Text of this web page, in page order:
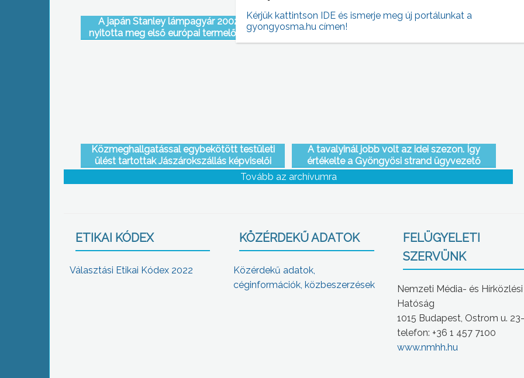
A japán Stanley lámpagyár 2002 őszén
nyitotta meg első európai termelőüzemét a
Újra megindult a forgalom a Mátravasút
Lajosháza és a Szalajkaház közötti szakaszán.
a pályatestet még 2010-ben mosta el az árvíz,
Közmeghallgatással egybekötött testületi
ülést tartottak Jászárokszállás képviselői
A tavalyinál jobb volt az idei szezon. Így
értékelte a Gyöngyösi strand ügyvezető
igazgatója az idei strand látogatottságát
Tovább az archívumra
ETIKAI KÓDEX
Választási Etikai Kódex 2022
KÖZÉRDEKŰ ADATOK
Közérdekű adatok,
céginformációk, közbeszerzések
FELÜGYELETI
SZERVÜNK
Nemzeti Média- és Hírközlési
Hatóság
1015 Budapest, Ostrom u.
telefon: +36 1 457 7100
www.nmhh.hu
Kérjük kattintson IDE és ismerje meg új portálunkat a
gyongyosma.hu címen!